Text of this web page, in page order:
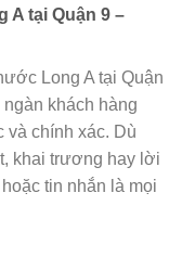
tại Quận 9 –
Long A tại Quận
khách hàng
và chính xác. Dù
khai trương hay lời
tin nhắn là mọi